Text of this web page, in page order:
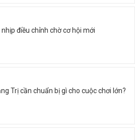
điều chỉnh chờ cơ hội mới
Trị cần chuẩn bị gì cho cuộc chơi lớn?